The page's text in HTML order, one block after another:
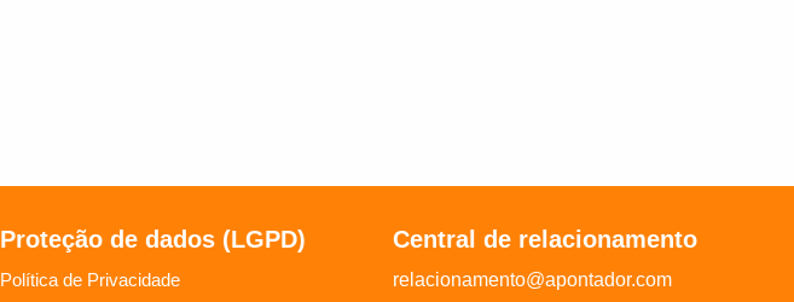
Proteção de dados (LGPD)
Política de Privacidade
Central de relacionamento
relacionamento@apontador.com